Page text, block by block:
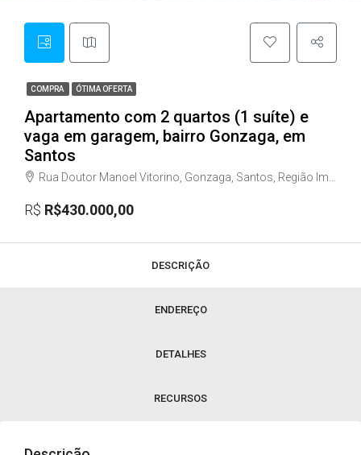
COMPRA ÓTIMA OFERTA
Apartamento com 2 quartos (1 suíte) e
vaga em garagem, bairro Gonzaga, em
Santos
Rua Doutor Manoel Vitorino, Gonzaga, Santos, Região Imediata de Santos, Região Metropolitana da Baixada Santista, Região Geográfica Intermediária de São Paulo, São Paulo, Região Sudeste, 11060-440, Brasil
R$ R$430.000,00
DESCRIÇÃO
ENDEREÇO
DETALHES
RECURSOS